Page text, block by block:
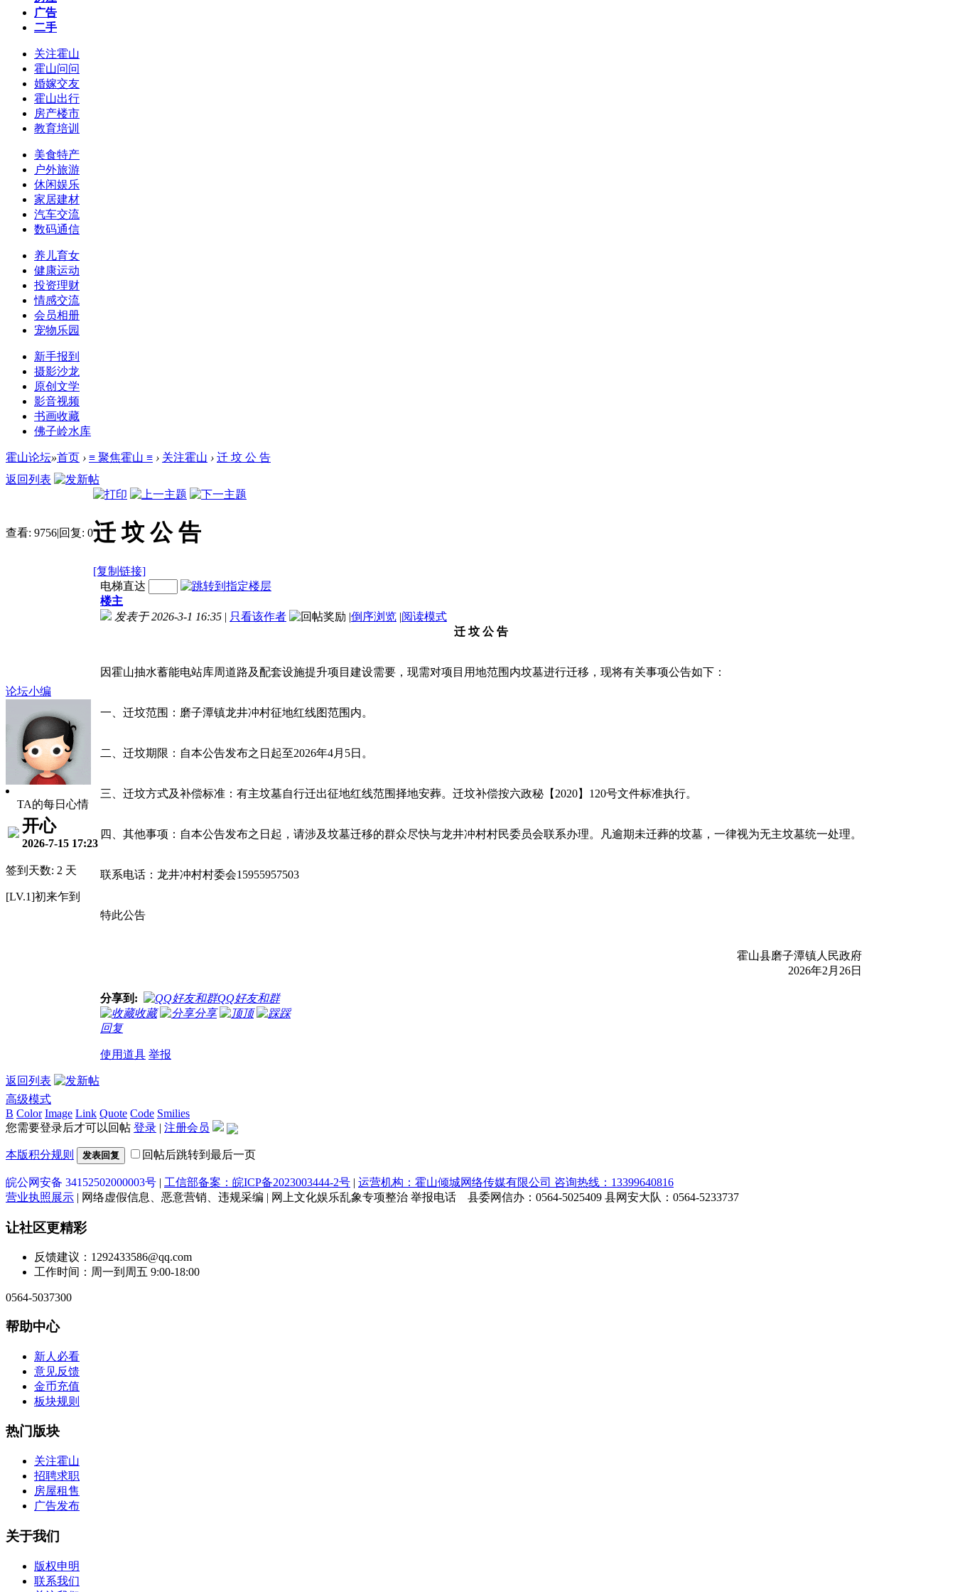
广告
二手
关注霍山
霍山问问
婚嫁交友
霍山出行
房产楼市
教育培训
美食特产
户外旅游
休闲娱乐
家居建材
汽车交流
数码通信
养儿育女
健康运动
投资理财
情感交流
会员相册
宠物乐园
新手报到
摄影沙龙
原创文学
影音视频
书画收藏
佛子岭水库
霍山论坛»首页 › ≡ 聚焦霍山 ≡ › 关注霍山 › 迁 坟 公 告
返回列表
查看: 9756|回复: 0迁 坟 公 告
[复制链接]
论坛小编
TA的每日心情
开心
2026-7-15 17:23
签到天数: 2 天
[LV.1]初来乍到
电梯直达
楼主
发表于 2026-3-1 16:35 | 只看该作者 |倒序浏览 |阅读模式
迁 坟 公 告
因霍山抽水蓄能电站库周道路及配套设施提升项目建设需要，现需对项目用地范围内坟墓进行迁移，现将有关事项公告如下：
一、迁坟范围：磨子潭镇龙井冲村征地红线图范围内。
二、迁坟期限：自本公告发布之日起至2026年4月5日。
三、迁坟方式及补偿标准：有主坟墓自行迁出征地红线范围择地安葬。迁坟补偿按六政秘【2020】120号文件标准执行。
四、其他事项：自本公告发布之日起，请涉及坟墓迁移的群众尽快与龙井冲村村民委员会联系办理。凡逾期未迁葬的坟墓，一律视为无主坟墓统一处理。
联系电话：龙井冲村村委会15955957503
特此公告
霍山县磨子潭镇人民政府
2026年2月26日
分享到:
QQ好友和群
收藏
分享 顶
踩
回复
使用道具 举报
返回列表
高级模式
B Color Image Link Quote Code Smilies
您需要登录后才可以回帖 登录 | 注册会员
本版积分规则 发表回复 回帖后跳转到最后一页
皖公网安备 34152502000003号 | 工信部备案：皖ICP备2023003444-2号 | 运营机构：霍山倾城网络传媒有限公司 咨询热线：13399640816
营业执照展示 | 网络虚假信息、恶意营销、违规采编 | 网上文化娱乐乱象专项整治 举报电话 县委网信办：0564-5025409 县网安大队：0564-5233737
让社区更精彩
反馈建议：1292433586@qq.com
工作时间：周一到周五 9:00-18:00
0564-5037300
帮助中心
新人必看
意见反馈
金币充值
板块规则
热门版块
关注霍山
招聘求职
房屋租售
广告发布
关于我们
版权申明
联系我们